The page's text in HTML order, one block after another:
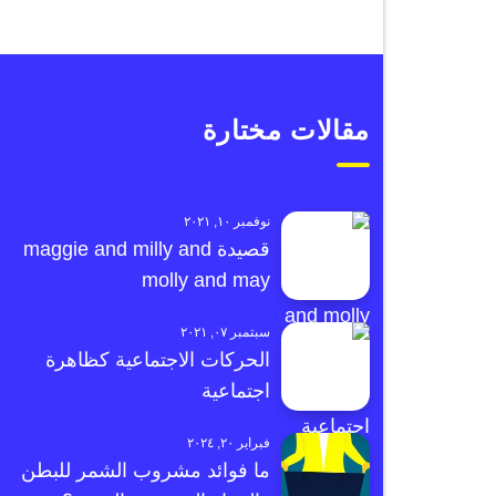
مقالات مختارة
نوفمبر ١٠, ٢٠٢١
قصيدة maggie and milly and
molly and may
سبتمبر ٠٧, ٢٠٢١
الحركات الاجتماعية كظاهرة
اجتماعية
فبراير ٢٠, ٢٠٢٤
ما فوائد مشروب الشمر للبطن